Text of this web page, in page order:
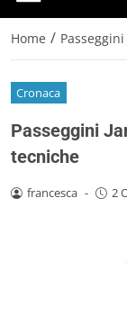
Home /
Cronaca
Passeggini
tecniche
francesca - 2